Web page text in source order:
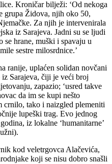
Kroničar bilježi: ‘Od nekoga
grupa Židova, njih oko 50,
Za njih je intervenirala
iz Sarajeva. Jadni su se ljudi
se hrane, muški i spavaju u
sestre milosrdnice.’
ranije, uplaćen solidan novčani
Sarajeva, čiji je veći broj
zapazio; ‘usred takve
da im se kupi nešto
crnilo, tako i naizgled plemeniti
lupeški trag. Evo jednog
iz lokalne ‘humanitarne’
kod veletrgovca Alačevića,
koji se nisu dobro snašli